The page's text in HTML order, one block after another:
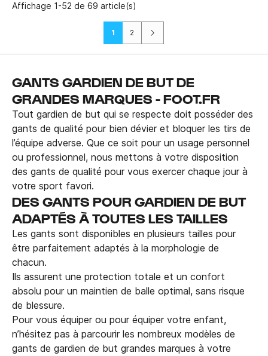
Affichage 1-52 de 69 article(s)
1 2 Suivant
GANTS GARDIEN DE BUT DE
GRANDES MARQUES - FOOT.FR
Tout gardien de but qui se respecte doit posséder des
gants de qualité pour bien dévier et bloquer les tirs de
l’équipe adverse. Que ce soit pour un usage personnel
ou professionnel, nous mettons à votre disposition
des gants de qualité pour vous exercer chaque jour à
votre sport favori.
DES GANTS POUR GARDIEN DE BUT
ADAPTÉS À TOUTES LES TAILLES
Les gants sont disponibles en plusieurs tailles pour
être parfaitement adaptés à la morphologie de
chacun.
Ils assurent une protection totale et un confort
absolu pour un maintien de balle optimal, sans risque
de blessure.
Pour vous équiper ou pour équiper votre enfant,
n’hésitez pas à parcourir les nombreux modèles de
gants de gardien de but grandes marques à votre